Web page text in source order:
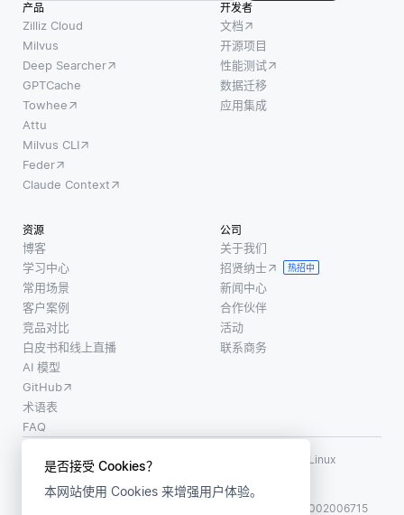
是否接受 Cookies？
本网站使用 Cookies 来增强用户体验。
产品
Zilliz Cloud
Milvus
Deep Searcher
GPTCache
Towhee
Attu
Milvus CLI
Feder
Claude Context
开发者
文档
开源项目
性能测试
数据迁移
应用集成
资源
博客
学习中心
常用场景
客户案例
竞品对比
白皮书和线上直播
AI 模型
GitHub
术语表
FAQ
公司
关于我们
招贤纳士
热招中
新闻中心
合作伙伴
活动
联系商务
使用条款
LF AI、LF AI & Data、Milvus，以及相关的开源项目名称为 Linux
Foundation 所有商标
版权所有 ©2026 上海赜睿信息科技有限公司保留所有权利
沪公网安备31011002006715